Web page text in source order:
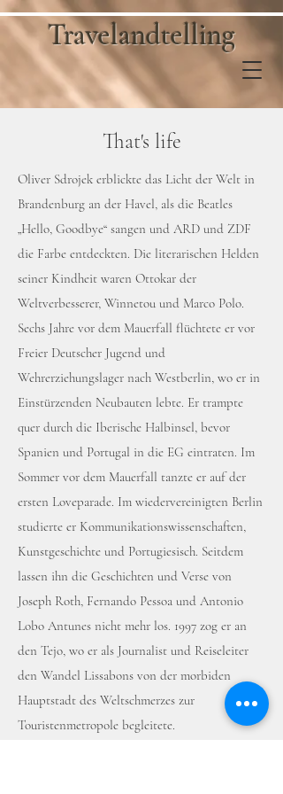
Travelandtelling
That's life
Oliver Sdrojek erblickte das Licht der Welt in
Brandenburg an der Havel, als die Beatles
„Hello, Goodbye“ sangen und ARD und ZDF
die Farbe entdeckten. Die literarischen Helden
seiner Kindheit waren Ottokar der
Weltverbesserer, Winnetou und Marco Polo.
Sechs Jahre vor dem Mauerfall flüchtete er vor
Freier Deutscher Jugend und
Wehrerziehungslager nach Westberlin, wo er in
Einstürzenden Neubauten lebte. Er trampte
quer durch die Iberische Halbinsel, bevor
Spanien und Portugal in die EG eintraten. Im
Sommer vor dem Mauerfall tanzte er auf der
ersten Loveparade. Im wiedervereinigten Berlin
studierte er Kommunikationswissenschaften,
Kunstgeschichte und Portugiesisch. Seitdem
lassen ihn die Geschichten und Verse von
Joseph Roth, Fernando Pessoa und Antonio
Lobo Antunes nicht mehr los. 1997 zog er an
den Tejo, wo er als Journalist und Reiseleiter
den Wandel Lissabons von der morbiden
Hauptstadt des Weltschmerzes zur
Touristenmetropole begleitete.